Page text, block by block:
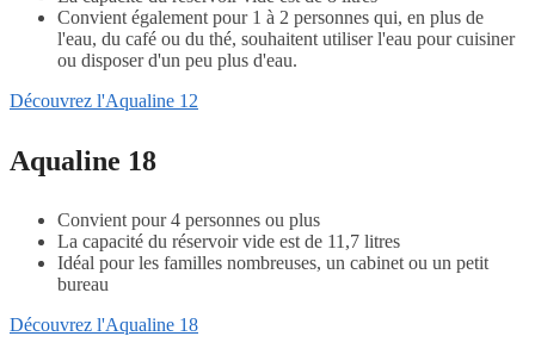
Convient également pour 1 à 2 personnes qui, en plus de
l'eau, du café ou du thé, souhaitent utiliser l'eau pour cuisiner
ou disposer d'un peu plus d'eau.
Découvrez l'Aqualine 12
Aqualine 18
Convient pour 4 personnes ou plus
La capacité du réservoir vide est de 11,7 litres
Idéal pour les familles nombreuses, un cabinet ou un petit
bureau
Découvrez l'Aqualine 18